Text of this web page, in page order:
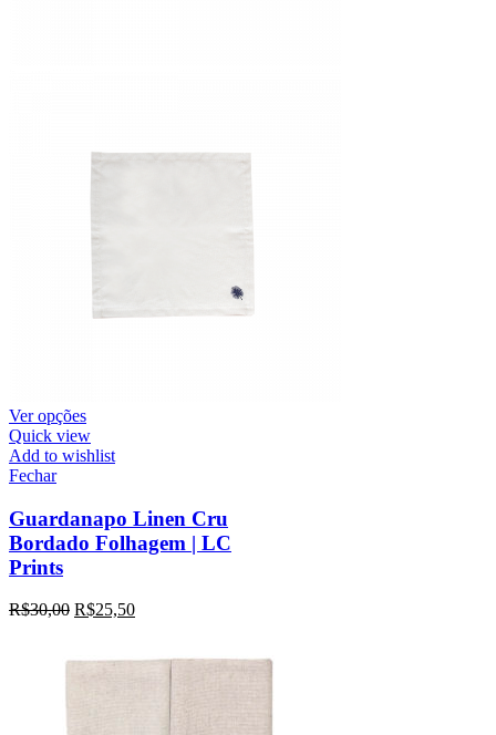
Ver opções
Quick view
Add to wishlist
Fechar
Guardanapo Linen Cru
Bordado Folhagem | LC
Prints
R$30,00 R$25,50